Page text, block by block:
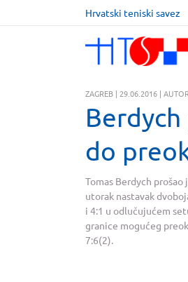
Hrvatski teniski savez
ZAGREB | 29.06.2016 |
do
Tomas Berdych
utorak nastavak
i 4:1 u odlučujućem
granice mogućeg
7:6(2).